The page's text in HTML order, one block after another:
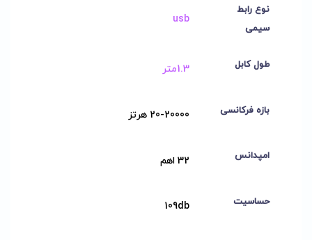
نوع رابط
سیمی
usb
طول کابل 1.3متر
بازه فرکانسی 20-20000 هرتز
امپدانس 32 اهم
حساسیت 109db